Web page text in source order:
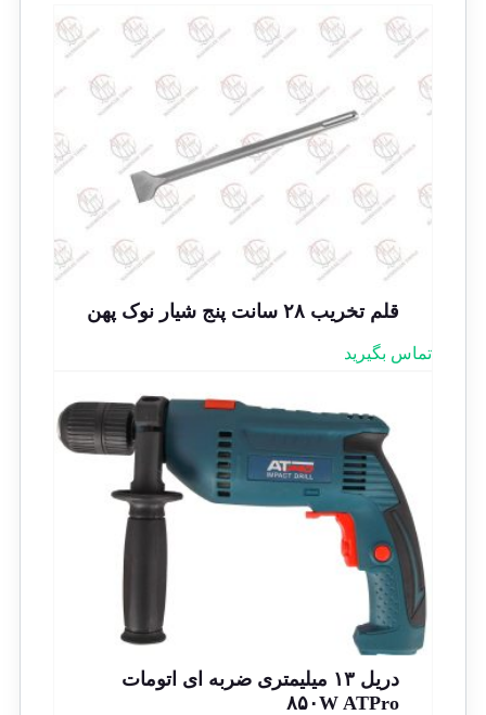
قلم تخریب ۲۸ سانت پنج شیار نوک پهن
تماس بگیرید
دریل ۱۳ میلیمتری ضربه ای اتومات
۸۵۰W ATPro